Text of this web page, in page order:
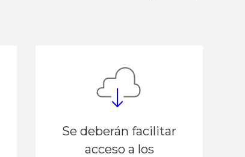
Se deberán facilitar
acceso a los